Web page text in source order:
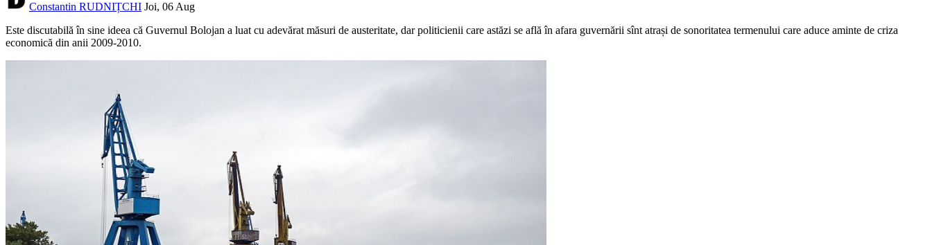
Constantin RUDNIȚCHI Joi, 06 Aug
Este discutabilă în sine ideea că Guvernul Bolojan a luat cu adevărat măsuri de austeritate, dar politicienii care astăzi se află în afara guvernării sînt atrași de sonoritatea termenului care aduce aminte de criza
economică din anii 2009-2010.